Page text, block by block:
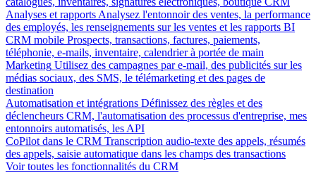
Analyses et rapports Analysez l'entonnoir des ventes, la performance
des employés, les renseignements sur les ventes et les rapports BI
CRM mobile Prospects, transactions, factures, paiements,
téléphonie, e-mails, inventaire, calendrier à portée de main
Marketing Utilisez des campagnes par e-mail, des publicités sur les
médias sociaux, des SMS, le télémarketing et des pages de
destination
Automatisation et intégrations Définissez des règles et des
déclencheurs CRM, l'automatisation des processus d'entreprise, mes
entonnoirs automatisés, les API
CoPilot dans le CRM Transcription audio-texte des appels, résumés
des appels, saisie automatique dans les champs des transactions
Voir toutes les fonctionnalités du CRM